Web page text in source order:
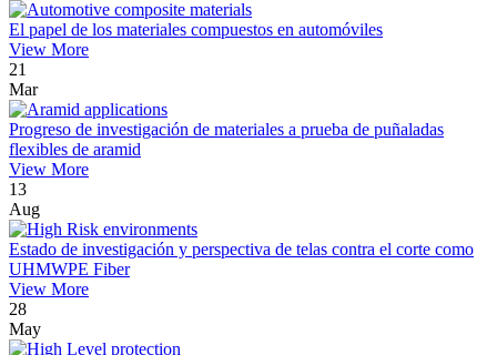
El papel de los materiales compuestos en automóviles
View More
21
Mar
Progreso de investigación de materiales a prueba de puñaladas
flexibles de aramid
View More
13
Aug
Estado de investigación y perspectiva de telas contra el corte como
UHMWPE Fiber
View More
28
May